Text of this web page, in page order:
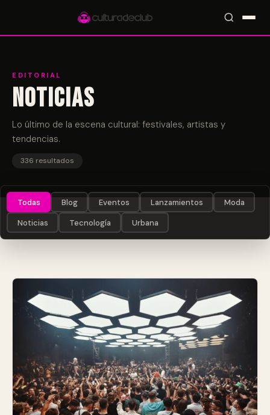
Accesos rápidos:🎪 Eventos
EDITORIAL
Noticias
Lo último de la escena cultural: festivales, artistas y
tendencias.
336 resultados
Todas Blog Eventos Lanzamientos
Moda
Noticias
Tecnología Urbana